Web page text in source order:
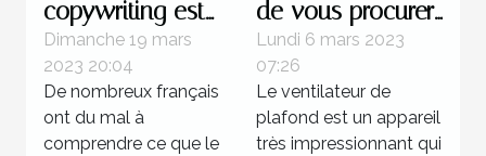
copywriting est
votre meilleur
atout commercial
?
Dimanche 19 mars
2023 20:04
De nombreux français
ont du mal à
comprendre ce que le
de vous procurer
un ventilateur de
plafond
Lundi 6 mars 2023
07:26
Le ventilateur de
plafond est un appareil
très impressionnant qui